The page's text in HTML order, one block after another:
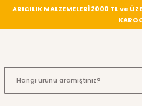
ARICILIK MALZEMELERİ 2000 TL ve